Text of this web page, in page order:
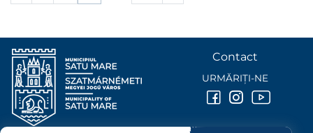
Contact
URMĂRIȚI-NE